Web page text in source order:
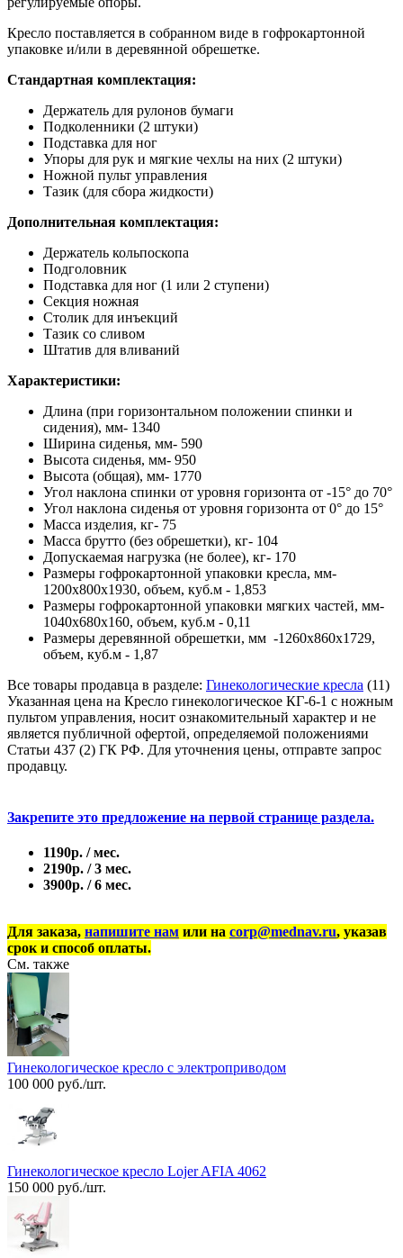
Кресло поставляется в собранном виде в гофрокартонной
упаковке и/или в деревянной обрешетке.
Стандартная комплектация:
Держатель для рулонов бумаги
Подколенники (2 штуки)
Подставка для ног
Упоры для рук и мягкие чехлы на них (2 штуки)
Ножной пульт управления
Тазик (для сбора жидкости)
Дополнительная комплектация:
Держатель кольпоскопа
Подголовник
Подставка для ног (1 или 2 ступени)
Секция ножная
Столик для инъекций
Тазик со сливом
Штатив для вливаний
Характеристики:
Длина (при горизонтальном положении спинки и
сидения), мм- 1340
Ширина сиденья, мм- 590
Высота сиденья, мм- 950
Высота (общая), мм- 1770
Угол наклона спинки от уровня горизонта от -15° до 70°
Угол наклона сиденья от уровня горизонта от 0° до 15°
Масса изделия, кг- 75
Масса брутто (без обрешетки), кг- 104
Допускаемая нагрузка (не более), кг- 170
Размеры гофрокартонной упаковки кресла, мм-
1200х800х1930, объем, куб.м - 1,853
Размеры гофрокартонной упаковки мягких частей, мм-
1040х680х160, объем, куб.м - 0,11
Размеры деревянной обрешетки, мм -1260х860х1729,
объем, куб.м - 1,87
Все товары продавца в разделе: Гинекологические кресла (11)
Указанная цена на Кресло гинекологическое КГ-6-1 с ножным
пультом управления, носит ознакомительный характер и не
является публичной офертой, определяемой положениями
Статьи 437 (2) ГК РФ. Для уточнения цены, отправте запрос
продавцу.
Закрепите это предложение на первой странице раздела.
1190р. / мес.
2190р. / 3 мес.
3900р. / 6 мес.
Для заказа, напишите нам или на corp@mednav.ru, указав
срок и способ оплаты.
См. также
Гинекологическое кресло с электроприводом
100 000 руб./шт.
Гинекологическое кресло Lojer AFIA 4062
150 000 руб./шт.